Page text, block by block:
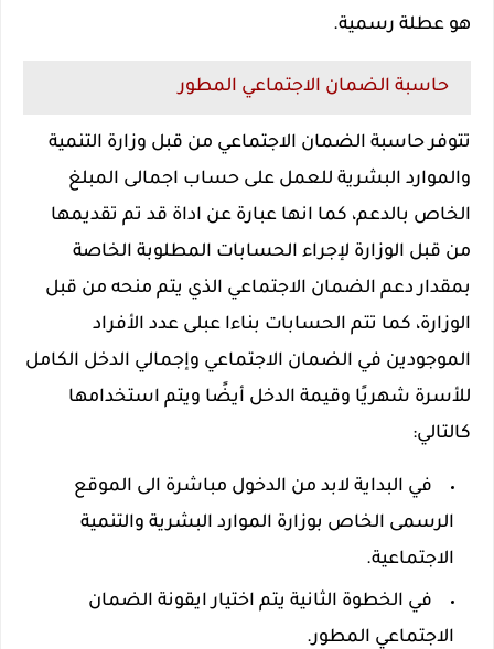
هو عطلة رسمية.
حاسبة الضمان الاجتماعي المطور
تتوفر حاسبة الضمان الاجتماعي من قبل وزارة التنمية
والموارد البشرية للعمل على حساب اجمالى المبلغ
الخاص بالدعم، كما انها عبارة عن اداة قد تم تقديمها
من قبل الوزارة لإجراء الحسابات المطلوبة الخاصة
بمقدار دعم الضمان الاجتماعي الذي يتم منحه من قبل
الوزارة، كما تتم الحسابات بناءا عبلى عدد الأفراد
الموجودين في الضمان الاجتماعي وإجمالي الدخل الكامل
للأسرة شهريًا وقيمة الدخل أيضًا ويتم استخدامها
كالتالي:
في البداية لابد من الدخول مباشرة الى الموقع
الرسمى الخاص بوزارة الموارد البشرية والتنمية
الاجتماعية.
في الخطوة الثانية يتم اختيار ايقونة الضمان
الاجتماعي المطور.